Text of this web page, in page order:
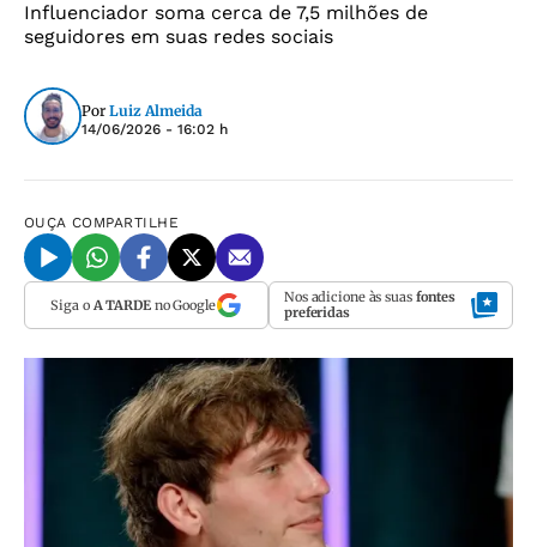
Influenciador soma cerca de 7,5 milhões de
seguidores em suas redes sociais
Por Luiz Almeida
14/06/2026 - 16:02 h
OUÇA COMPARTILHE
Siga o A TARDEno Google Nos adicione às suas fontes
preferidas